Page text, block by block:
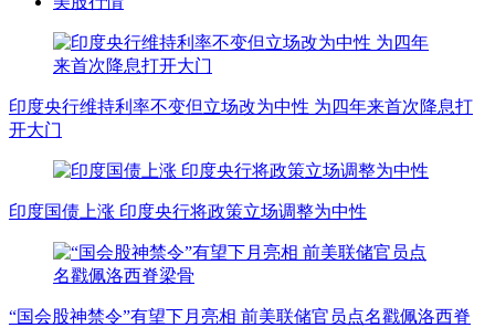
印度央行维持利率不变但立场改为中性 为四年来首次降息打
开大门
印度国债上涨 印度央行将政策立场调整为中性
“国会股神禁令”有望下月亮相 前美联储官员点名戳佩洛西脊